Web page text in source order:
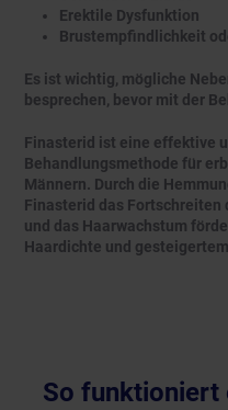
Erektile Dysfunktion
Brustempfindlichkeit
Es ist wichtig, mögliche
besprechen, bevor mit der
Finasterid ist eine effektive
Behandlungsmethode für
Männern. Durch die
Finasterid das Fortschreiten
und das Haarwachstum
Haardichte und
So funktioniert